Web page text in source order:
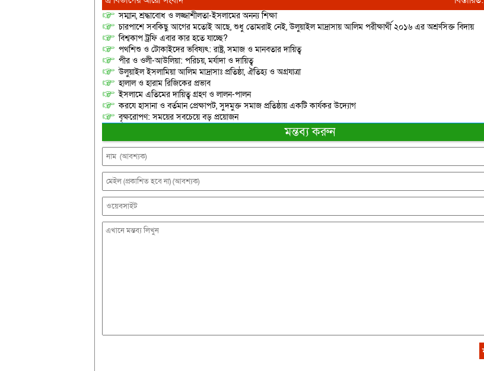
সম্মান, শ্রদ্ধাবোধ ও লজ্জাশীলতা-ইসলামের অনন্য শিক্ষা
চারপাশে সবকিছু আগের মতোই আছে, শুধু তোমরাই নেই, উলুয়াইল মাদ্রাসায় আলিম পরীক্ষার্থী ২০১৬ এর অশ্রুসিক্ত বিদায়
বিশ্বকাপ ট্রফি এবার কার হতে যাচ্ছে?
পথশিশু ও টোকাইদের ভবিষ্যৎ: রাষ্ট্র, সমাজ ও মানবতার দায়িত্ব
পীর ও ওলী-আউলিয়া: পরিচয়, মর্যাদা ও দায়িত্ব
উলুয়াইল ইসলামিয়া আলিম মাদ্রাসাঃ প্রতিষ্ঠা, ঐতিহ্য ও অগ্রযাত্রা
হালাল ও হারাম রিজিকের প্রভাব
ইসলামে এতিমের দায়িত্ব গ্রহণ ও লালন-পালন
করযে হাসানা ও বর্তমান প্রেক্ষাপট, সুদমুক্ত সমাজ প্রতিষ্ঠায় একটি কার্যকর উদ্যোগ
বৃক্ষরোপণ: সময়ের সবচেয়ে বড় প্রয়োজন
মন্তব্য করুন